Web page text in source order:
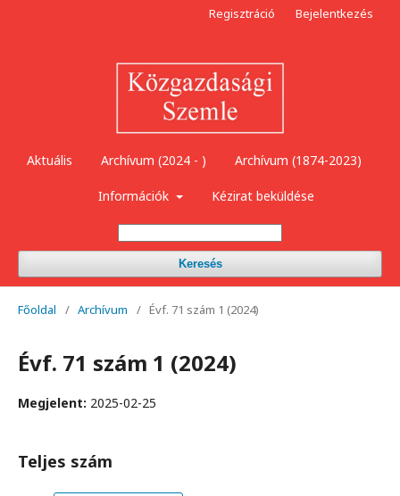
Aktuális Archívum (2024 - ) Archívum (1874-2023)
Információk Kézirat beküldése
Keresés
Regisztráció Bejelentkezés
Főoldal / Archívum / Évf. 71 szám 1 (2024)
Évf. 71 szám 1 (2024)
Megjelent: 2025-02-25
Teljes szám